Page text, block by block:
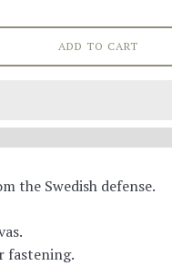
ADD TO CART
the Swedish defense.
fastening.